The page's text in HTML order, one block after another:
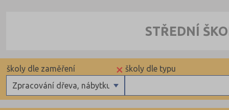
STŘEDNÍ
školy dle typu
×
Zpracování dřeva, nábytku
školy dle zaměření